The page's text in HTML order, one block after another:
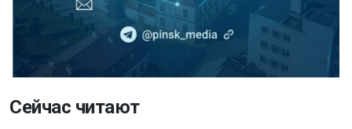
Сейчас читают